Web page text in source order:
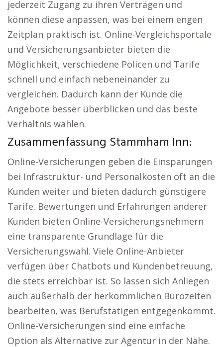
jederzeit Zugang zu ihren Verträgen und
können diese anpassen, was bei einem engen
Zeitplan praktisch ist. Online-Vergleichsportale
und Versicherungsanbieter bieten die
Möglichkeit, verschiedene Policen und Tarife
schnell und einfach nebeneinander zu
vergleichen. Dadurch kann der Kunde die
Angebote besser überblicken und das beste
Verhältnis wählen.
Zusammenfassung Stammham Inn:
Online-Versicherungen geben die Einsparungen
bei Infrastruktur- und Personalkosten oft an die
Kunden weiter und bieten dadurch günstigere
Tarife. Bewertungen und Erfahrungen anderer
Kunden bieten Online-Versicherungsnehmern
eine transparente Grundlage für die
Versicherungswahl. Viele Online-Anbieter
verfügen über Chatbots und Kundenbetreuung,
die stets erreichbar ist. So lassen sich Anliegen
auch außerhalb der herkömmlichen Bürozeiten
bearbeiten, was Berufstätigen entgegenkommt.
Online-Versicherungen sind eine einfache
Option als Alternative zur Agentur in der Nähe.